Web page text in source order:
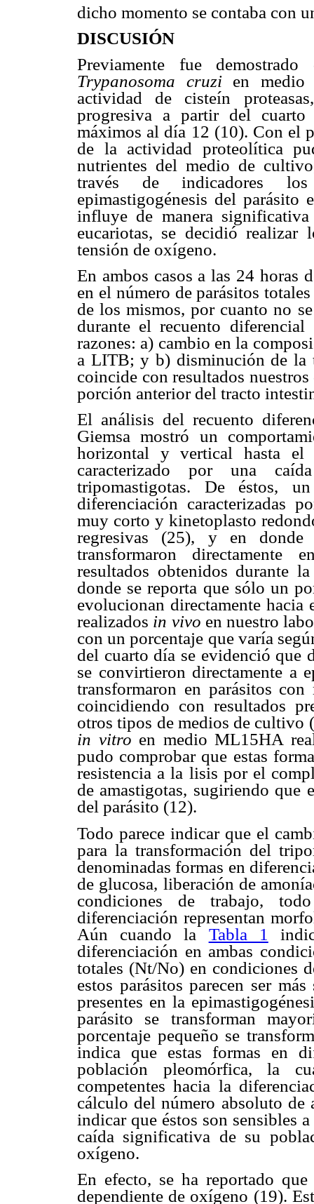
dicho momento se contaba con
DISCUSIÓN
Previamente fue
Trypanosoma cruzi en
actividad de cisteín
progresiva a partir del cuarto
máximos al día 12 (10). Con el
de la actividad proteolítica
nutrientes del medio de
través de indicadores
epimastigogénesis del
influye de manera
eucariotas, se decidió realizar
tensión de oxígeno.
En ambos casos a las 24 horas
en el número de parásitos
de los mismos, por cuanto no
durante el recuento
razones: a) cambio en la
a LITB; y b) disminución de la
coincide con resultados
porción anterior del tracto
El análisis del recuento
Giemsa mostró un
horizontal y vertical hasta
caracterizado por una
tripomastigotas. De éstos,
diferenciación caracterizadas
muy corto y kinetoplasto
regresivas (25), y en
transformaron directamente
resultados obtenidos durante
donde se reporta que sólo un
evolucionan directamente hacia
realizados in vivo en nuestro
con un porcentaje que varía
del cuarto día se evidenció que
se convirtieron directamente a
transformaron en parásitos
coincidiendo con resultados
otros tipos de medios de cultivo
in vitro en medio ML15HA
pudo comprobar que estas
resistencia a la lisis por el
de amastigotas, sugiriendo que
del parásito (12).
Todo parece indicar que el
para la transformación del
denominadas formas en
de glucosa, liberación de
condiciones de trabajo,
diferenciación representan
Aún cuando la Tabla 1
diferenciación en ambas
totales (Nt/No) en condiciones
estos parásitos parecen ser
presentes en la
parásito se transforman
porcentaje pequeño se
indica que estas formas en
población pleomórfica, la
competentes hacia la
cálculo del número absoluto de
indicar que éstos son sensibles
caída significativa de su
oxígeno.
En efecto, se ha reportado
dependiente de oxígeno (19).